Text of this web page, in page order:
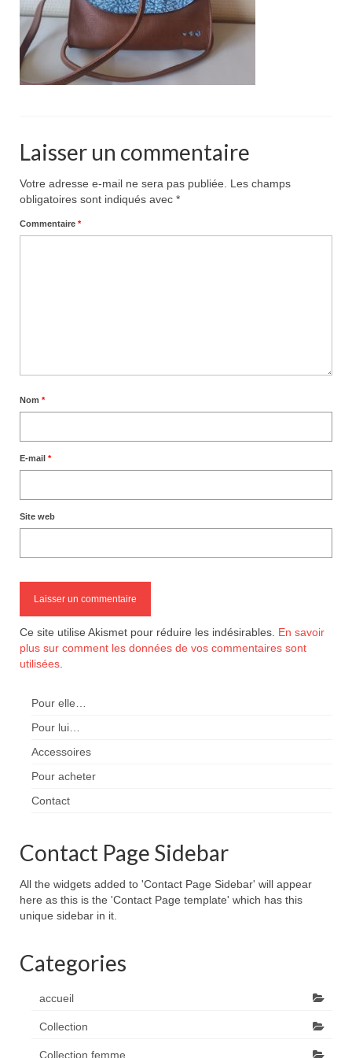
Pour acheter
Contact
Laisser un commentaire
Votre adresse e-mail ne sera pas publiée.
Les champs
obligatoires sont indiqués avec *
Commentaire *
Nom *
E-mail *
Site web
Ce site utilise Akismet pour réduire les indésirables. En savoir
plus sur comment les données de vos commentaires sont
utilisées
Pour elle…
Pour lui…
Accessoires
Pour acheter
Contact
Contact Page Sidebar
All the widgets added to 'Contact Page Sidebar' will appear
here as this is the 'Contact Page template' which has this
unique sidebar in it.
Categories
accueil
Collection
Collection femme